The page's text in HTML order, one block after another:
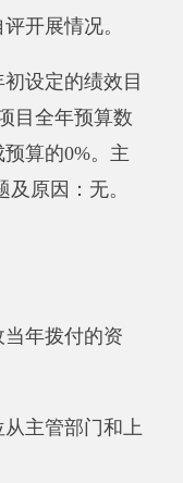
年收支相抵
。
预算因客
按有关规
转和结
收入的结
计划实施，
用的资
余。